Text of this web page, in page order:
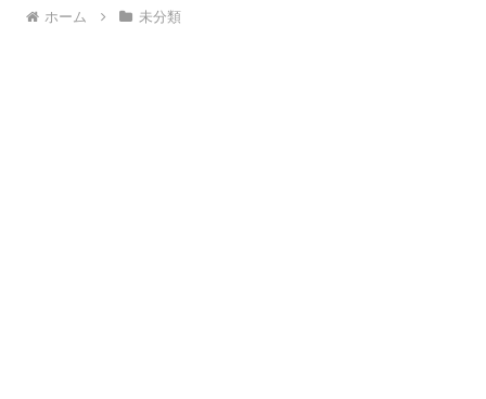
ホーム 未分類